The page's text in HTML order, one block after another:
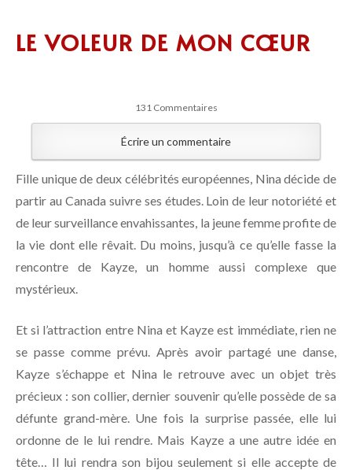
LE VOLEUR DE MON CŒUR
131 Commentaires
Écrire un commentaire
Fille unique de deux célébrités européennes, Nina décide de
partir au Canada suivre ses études. Loin de leur notoriété et
de leur surveillance envahissantes, la jeune femme profite de
la vie dont elle rêvait. Du moins, jusqu’à ce qu’elle fasse la
rencontre de Kayze, un homme aussi complexe que
mystérieux.
Et si l’attraction entre Nina et Kayze est immédiate, rien ne
se passe comme prévu. Après avoir partagé une danse,
Kayze s’échappe et Nina le retrouve avec un objet très
précieux : son collier, dernier souvenir qu’elle possède de sa
défunte grand-mère. Une fois la surprise passée, elle lui
ordonne de le lui rendre. Mais Kayze a une autre idée en
tête… Il lui rendra son bijou seulement si elle accepte de